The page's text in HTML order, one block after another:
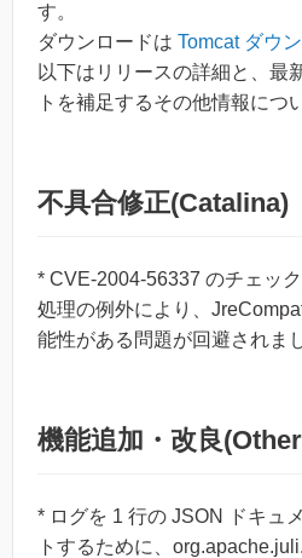
す。
ダウンロードは Tomcat ダウ
以下はリリースの詳細と、最
トを補足するその他情報につ
不具合修正(Catalina)
* CVE-2004-56337 のチェッ
処理の例外により、
能性がある問題が回避されま
機能追加・改良
* ログを 1 行の JSON ドキュ
トするために、